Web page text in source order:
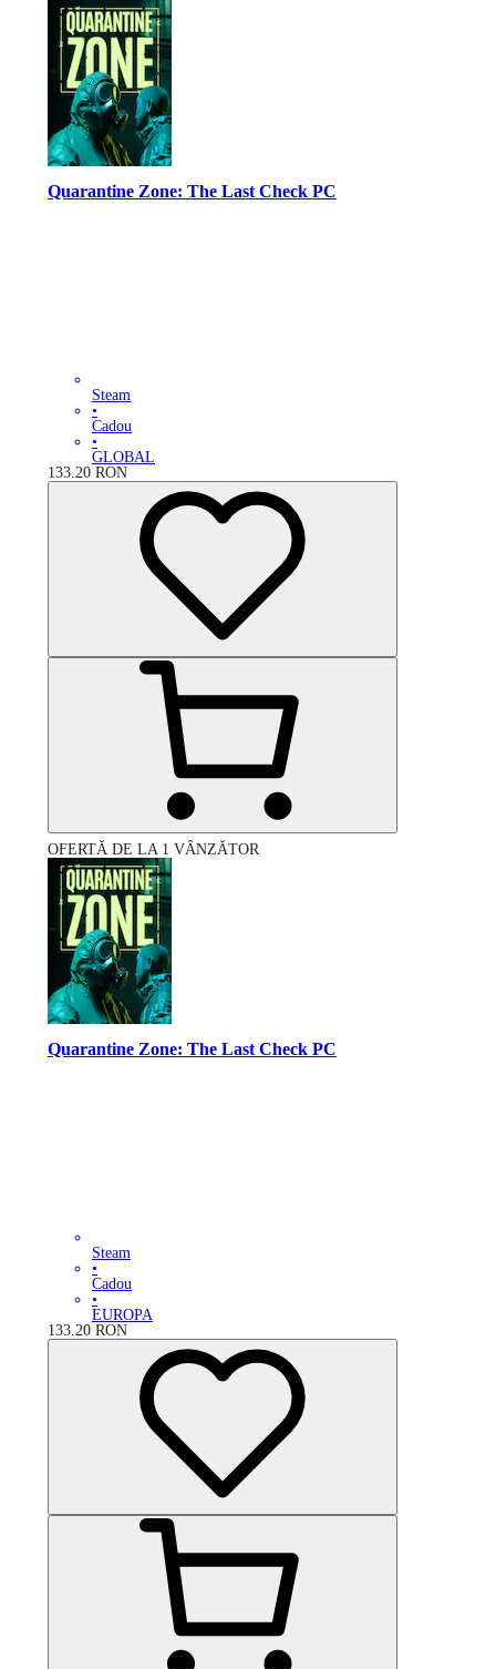
Quarantine Zone: The Last Check PC
Steam
•
Cadou
•
GLOBAL
133.20 RON
OFERTĂ DE LA 1 VÂNZĂTOR
Quarantine Zone: The Last Check PC
Steam
•
Cadou
•
EUROPA
133.20 RON